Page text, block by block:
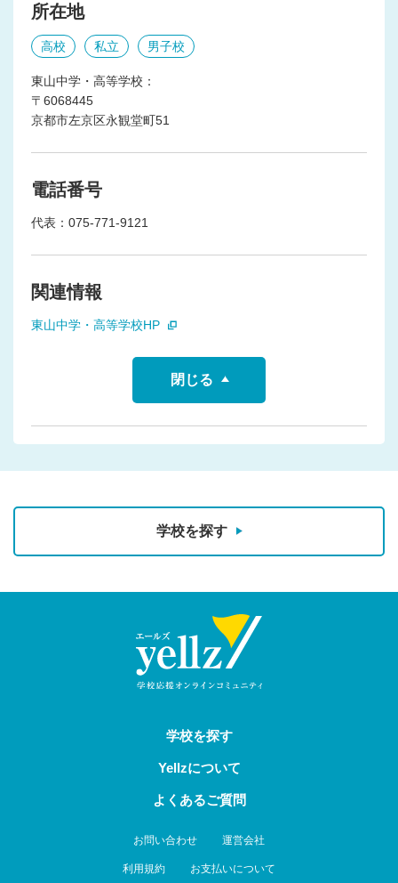
所在地
高校 私立 男子校
東山中学・高等学校：
〒6068445
京都市左京区永観堂町51
電話番号
代表：075-771-9121
関連情報
東山中学・高等学校HP
閉じる
学校を探す
学校を探す
Yellzについて
よくあるご質問
お問い合わせ 運営会社
利用規約 お支払いについて